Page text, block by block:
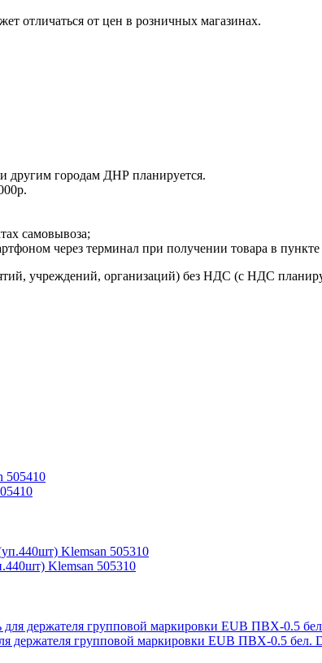
отличаться от цен в розничных магазинах.
другим городам ДНР планируется.
самовывоза;
через терминал при получении товара в
учреждений, организаций) без НДС (с НДС
Klemsan 505310
держателя групповой маркировки EUB ПВХ-0.5 бел.